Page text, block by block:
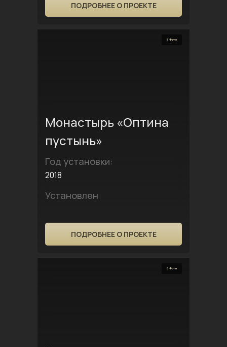
ПОДРОБНЕЕ О ПРОЕКТЕ
5 Фото
Монастырь «Оптина
пустынь»
Год установки:
2018
Установлен
ПОДРОБНЕЕ О ПРОЕКТЕ
5 Фото